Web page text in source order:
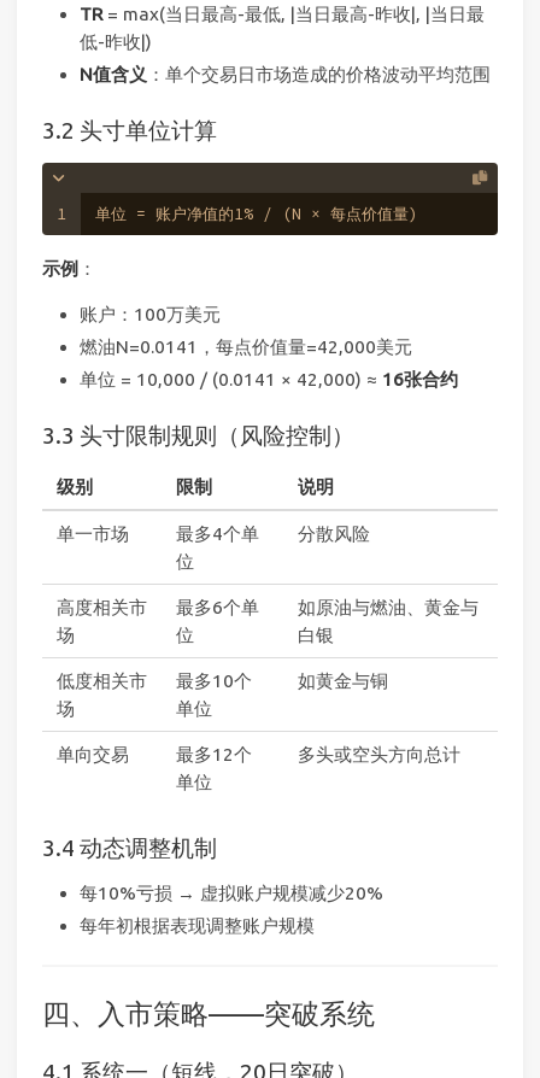
TR= max(当日最高-最低, |当日最高-昨收|, |当日最
低-昨收|)
N值含义 ：单个交易日市场造成的价格波动平均范围
3.2 头寸单位计算
1 单位 = 账户净值的1% / (N × 每点价值量)
示例 ：
账户：100万美元
燃油N=0.0141，每点价值量=42,000美元
单位 = 10,000 / (0.0141 × 42,000) ≈ 16张合约
3.3 头寸限制规则（风险控制）
级别 限制 说明
单一市场
最多4个单
位
分散风险
高度相关市
场
最多6个单
位
如原油与燃油、黄金与
白银
低度相关市
场
最多10个
单位
如黄金与铜
单向交易
最多12个
单位
多头或空头方向总计
3.4 动态调整机制
每10%亏损 → 虚拟账户规模减少20%
每年初根据表现调整账户规模
四、入市策略——突破系统
4.1 系统一（短线，20日突破）